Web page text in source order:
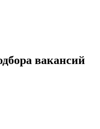
вакансий